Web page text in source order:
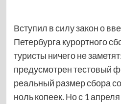
Вступил в силу закон о
Петербурга курортного
туристы ничего не
предусмотрен тестовый
реальный размер сбора
ноль копеек. Но с 1